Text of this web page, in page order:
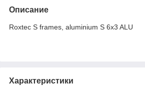
Описание
Roxtec S frames, aluminium S 6x3 ALU
Характеристики